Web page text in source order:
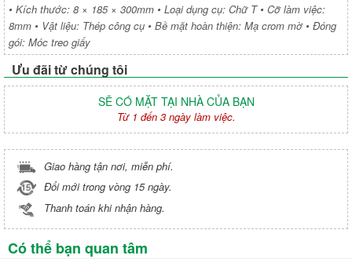
• Kích thước: 8 × 185 × 300mm • Loại dụng cụ: Chữ T • Cỡ làm việc:
8mm • Vật liệu: Thép công cụ • Bề mặt hoàn thiện: Mạ crom mờ • Đóng
gói: Móc treo giấy
Ưu đãi từ chúng tôi
SẼ CÓ MẶT TẠI NHÀ CỦA BẠN
Từ 1 đến 3 ngày làm việc.
Giao hàng tận nơi, miễn phí.
Đổi mới trong vòng 15 ngày.
Thanh toán khi nhận hàng.
Có thể bạn quan tâm